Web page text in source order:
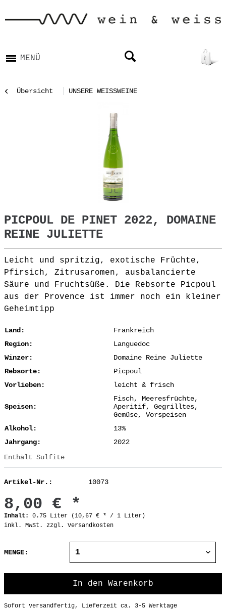
MENÜ
Übersicht UNSERE WEISSWEINE
PICPOUL DE PINET 2022, DOMAINE
REINE JULIETTE
Leicht und spritzig, exotische Früchte,
Pfirsich, Zitrusaromen, ausbalancierte
Säure und Fruchtsüße. Die Rebsorte Picpoul
aus der Provence ist immer noch ein kleiner
Geheimtipp
Land:
Frankreich
Region:
Languedoc
Winzer:
Domaine Reine Juliette
Rebsorte:
Picpoul
Vorlieben:
leicht & frisch
Speisen:
Fisch, Meeresfrüchte,
Aperitif, Gegrilltes,
Gemüse, Vorspeisen
Alkohol:
13%
Jahrgang:
2022
Enthält Sulfite
Artikel-Nr.: 10073
8,00 € *
Inhalt: 0.75 Liter (10,67 € * / 1 Liter)
inkl. MwSt. zzgl. Versandkosten
MENGE:
In den Warenkorb
Sofort versandfertig, Lieferzeit ca. 3-5 Werktage